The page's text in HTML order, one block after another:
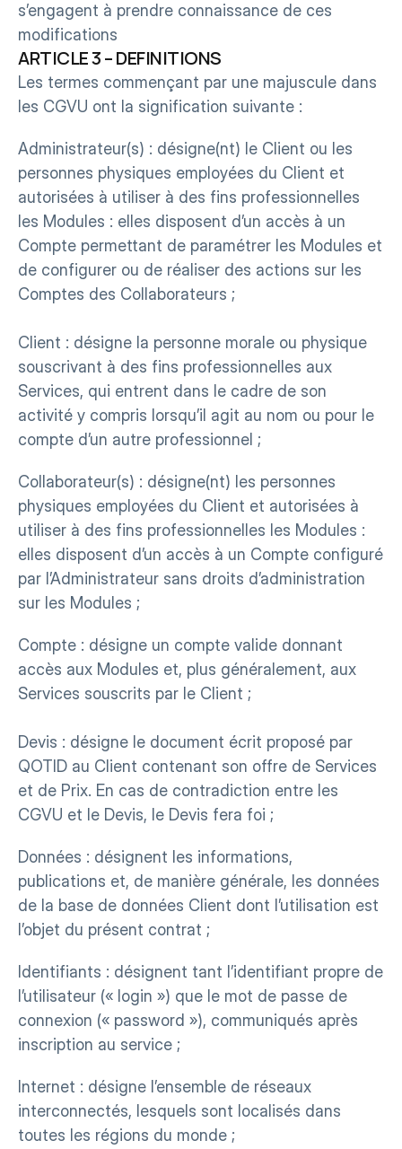
s’engagent à prendre connaissance de ces
modifications
ARTICLE 3 – DEFINITIONS
Les termes commençant par une majuscule dans
les CGVU ont la signification suivante :
Administrateur(s) : désigne(nt) le Client ou les
personnes physiques employées du Client et
autorisées à utiliser à des fins professionnelles
les Modules : elles disposent d’un accès à un
Compte permettant de paramétrer les Modules et
de configurer ou de réaliser des actions sur les
Comptes des Collaborateurs ;
Client : désigne la personne morale ou physique
souscrivant à des fins professionnelles aux
Services, qui entrent dans le cadre de son
activité y compris lorsqu’il agit au nom ou pour le
compte d’un autre professionnel ;
Collaborateur(s) : désigne(nt) les personnes
physiques employées du Client et autorisées à
utiliser à des fins professionnelles les Modules :
elles disposent d’un accès à un Compte configuré
par l’Administrateur sans droits d’administration
sur les Modules ;
Compte : désigne un compte valide donnant
accès aux Modules et, plus généralement, aux
Services souscrits par le Client ;
Devis : désigne le document écrit proposé par
QOTID au Client contenant son offre de Services
et de Prix. En cas de contradiction entre les
CGVU et le Devis, le Devis fera foi ;
Données : désignent les informations,
publications et, de manière générale, les données
de la base de données Client dont l’utilisation est
l’objet du présent contrat ;
Identifiants : désignent tant l’identifiant propre de
l’utilisateur (« login ») que le mot de passe de
connexion (« password »), communiqués après
inscription au service ;
Internet : désigne l’ensemble de réseaux
interconnectés, lesquels sont localisés dans
toutes les régions du monde ;